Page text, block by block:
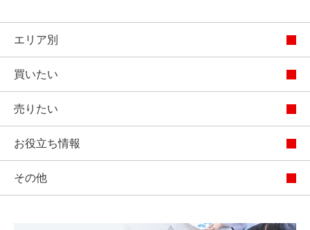
エリア別
買いたい
売りたい
お役立ち情報
その他